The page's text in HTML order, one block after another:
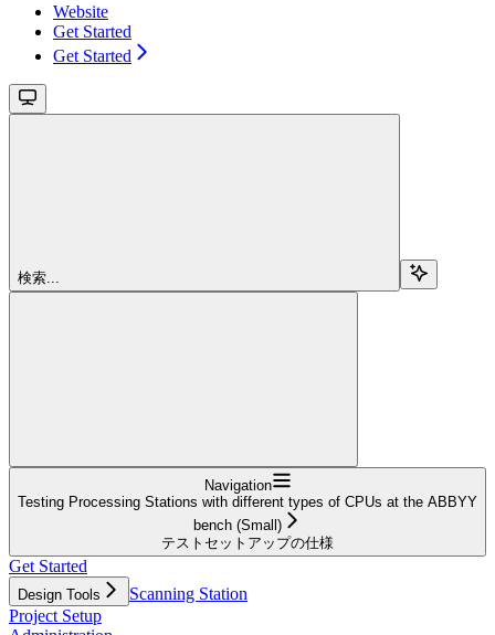
Website
Get Started
Get Started
検索...
Navigation
Testing Processing Stations with different types of CPUs at the ABBYY
bench (Small)
テストセットアップの仕様
Get Started
Design Tools
Scanning Station
Project Setup